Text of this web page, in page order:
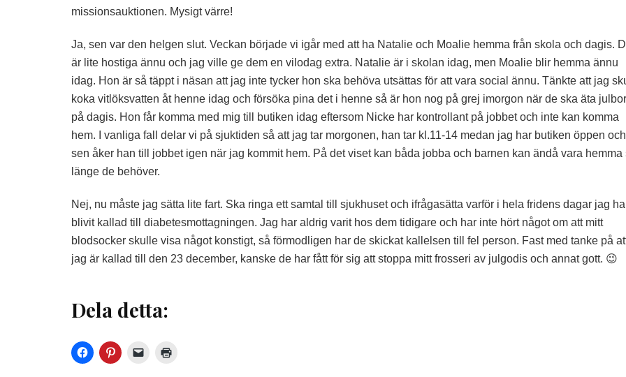
missionsauktionen. Mysigt värre!
Ja, sen var den helgen slut. Veckan började vi igår med att ha Natalie och Moalie hemma från skola och dagis.
är lite hostiga ännu och jag ville ge dem en vilodag extra. Natalie är i skolan idag, men Moalie blir hemma ännu
idag. Hon är så täppt i näsan att jag inte tycker hon ska behöva utsättas för att vara social ännu. Tänkte att jag
koka vitlöksvatten åt henne idag och försöka pina det i henne så är hon nog på grej imorgon när de ska äta
på dagis. Hon får komma med mig till butiken idag eftersom Nicke har kontrollant på jobbet och inte kan komma
hem. I vanliga fall delar vi på sjuktiden så att jag tar morgonen, han tar kl.11-14 medan jag har butiken öppen och
sen åker han till jobbet igen när jag kommit hem. På det viset kan båda jobba och barnen kan ändå vara hemma
länge de behöver.
Nej, nu måste jag sätta lite fart. Ska ringa ett samtal till sjukhuset och ifrågasätta varför i hela fridens dagar jag
blivit kallad till diabetesmottagningen. Jag har aldrig varit hos dem tidigare och har inte hört något om att mitt
blodsocker skulle visa något konstigt, så förmodligen har de skickat kallelsen till fel person. Fast med tanke på
jag är kallad till den 23 december, kanske de har fått för sig att stoppa mitt frosseri av julgodis och annat gott. 😉
Dela detta: